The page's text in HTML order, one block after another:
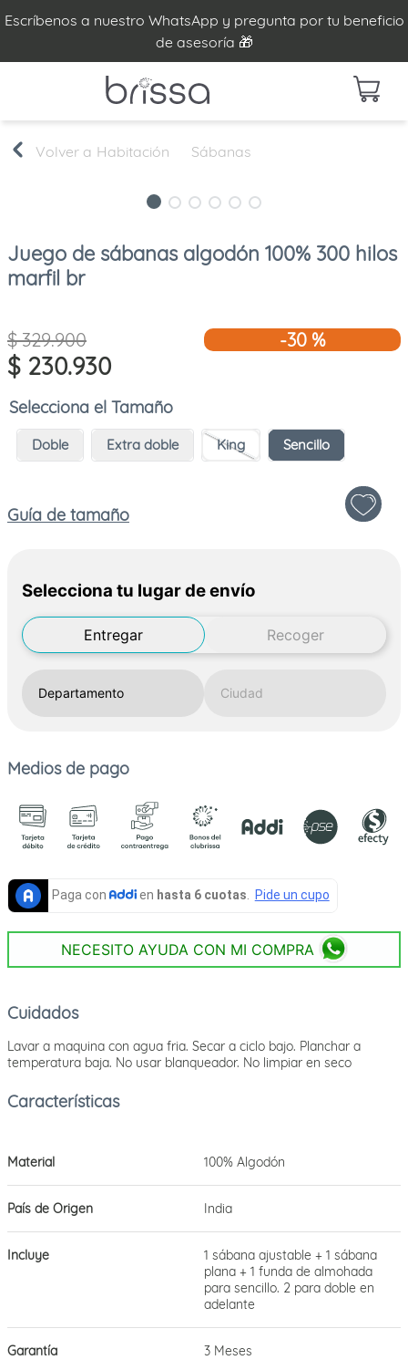
Escríbenos a nuestro WhatsApp y pregunta por tu beneficio
de asesoría 🎁
Habitación Sábanas
Juego de sábanas algodón 100% 300 hilos
marfil br
$ 329.900
$ 230.930
-30 %
Tamaño
Doble Extra doble King Sencillo
Guía de tamaño
Selecciona tu lugar de envío
Entregar Recoger
Medios de pago
NECESITO AYUDA CON MI COMPRA
Cuidados
Lavar a maquina con agua fria. Secar a ciclo bajo. Planchar a
temperatura baja. No usar blanqueador. No limpiar en seco
Material 100% Algodón
País de Origen India
Incluye
1 sábana ajustable + 1 sábana
plana + 1 funda de almohada
para sencillo. 2 para doble en
adelante
Garantía 3 Meses